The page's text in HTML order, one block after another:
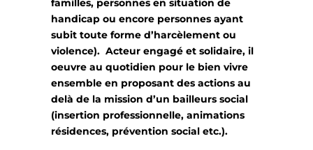
familles, personnes en situation de
handicap ou encore personnes ayant
subit toute forme d’harcèlement ou
violence). Acteur engagé et solidaire, il
oeuvre au quotidien pour le bien vivre
ensemble en proposant des actions au
delà de la mission d’un bailleurs social
(insertion professionnelle, animations
résidences, prévention social etc.).